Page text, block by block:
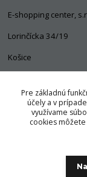
E-shopping center,
Lorinčícka 34/19
Košice
+421 903 563 637
info@pozorpes.sk
Pre základnú
účely a v
využívame
cookies